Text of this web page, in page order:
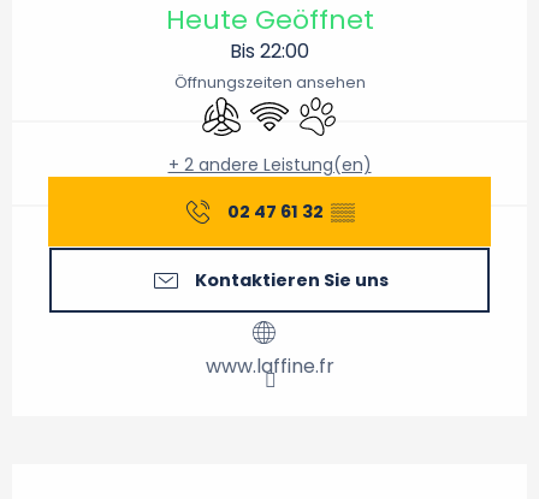
Heute Geöffnet
Bis 22:00
Öffnungszeiten ansehen
Klimaanlage
Wi-Fi Tiere erlaubt
+ 2 andere Leistung(en)
02 47 61 32 ▒▒
Kontaktieren Sie uns
www.laffine.fr